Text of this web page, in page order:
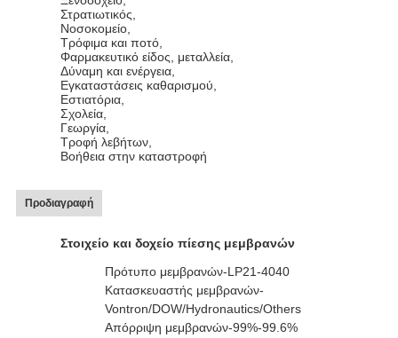
Στρατιωτικός,
Νοσοκομείο,
Τρόφιμα και ποτό,
Φαρμακευτικό είδος, μεταλλεία,
Δύναμη και ενέργεια,
Εγκαταστάσεις καθαρισμού,
Εστιατόρια,
Σχολεία,
Γεωργία,
Τροφή λεβήτων,
Βοήθεια στην καταστροφή
Προδιαγραφή
Στοιχείο και δοχείο πίεσης μεμβρανών
Πρότυπο μεμβρανών-LP21-4040
Κατασκευαστής μεμβρανών-
Vontron/DOW/Hydronautics/Others
Απόρριψη μεμβρανών-99%-99.6%